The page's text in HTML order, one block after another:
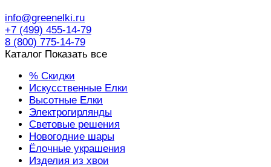
info@greenelki.ru
+7 (499) 455-14-79
8 (800) 775-14-79
Каталог Показать все
% Скидки
Искусственные Елки
Высотные Елки
Электрогирлянды
Световые решения
Новогодние шары
Ёлочные украшения
Изделия из хвои